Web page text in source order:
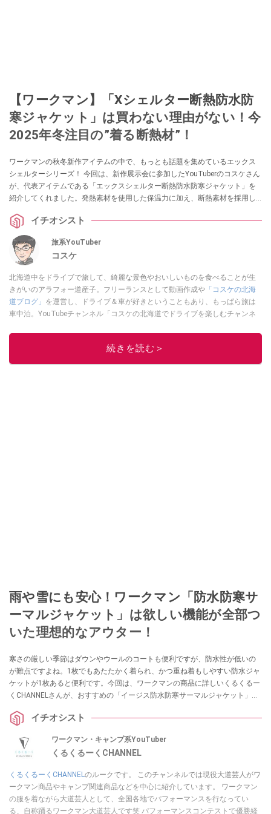
【ワークマン】「Xシェルター断熱防水防
寒ジャケット」は買わない理由がない！今
2025年冬注目の”着る断熱材”！
ワークマンの秋冬新作アイテムの中で、もっとも話題を集めているエックス
シェルターシリーズ！ 今回は、新作展示会に参加したYouTuberのコスケさん
が、代表アイテムである「エックスシェルター断熱防水防寒ジャケット」を
紹介してくれました。発熱素材を使用した保温力に加え、断熱素材を採用し
イチオシスト
旅系YouTuber
コスケ
北海道中をドライブで旅して、綺麗な景色やおいしいものを食べることが生
きがいのアラフォー道産子。フリーランスとして動画作成や 「コスケの北海
道ブログ」 を運営し、ドライブ＆車が好きということもあり、もっぱら旅は
車中泊。YouTubeチャンネル「コスケの北海道でドライブを楽しむチャンネ
も配信中。
続きを読む＞
雨や雪にも安心！ワークマン「防水防寒サ
ーマルジャケット」は欲しい機能が全部つ
いた理想的なアウター！
寒さの厳しい季節はダウンやウールのコートも便利ですが、防水性が低いの
が難点ですよね。1枚でもあたたかく着られ、かつ重ね着もしやすい防水ジャ
ケットが1枚あると便利です。今回は、ワークマンの商品に詳しいくるくるー
くCHANNELさんが、おすすめの「イージス防水防寒サーマルジャケット」を
イチオシスト
ワークマン・キャンプ系YouTuber
くるくるーくCHANNEL
くるくるーくCHANNEL のルークです。 このチャンネルでは現役大道芸人がワ
ークマン商品やキャンプ関連商品などを中心に紹介しています。 ワークマン
の服を着ながら大道芸人として、全国各地でパフォーマンスを行なってい
る、自称踊るワークマン大道芸人です笑 パフォーマンスコンテストで優勝経